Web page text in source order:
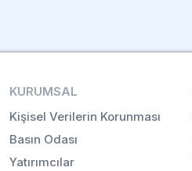
KURUMSAL
Kişisel Verilerin Korunması
Basın Odası
Yatırımcılar